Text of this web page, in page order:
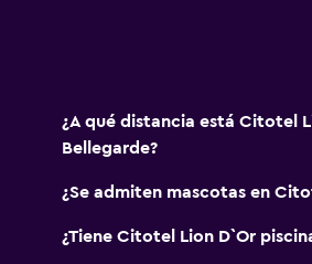
¿A qué distancia está Citotel
Bellegarde?
¿Se admiten mascotas en
¿Tiene Citotel Lion D`Or